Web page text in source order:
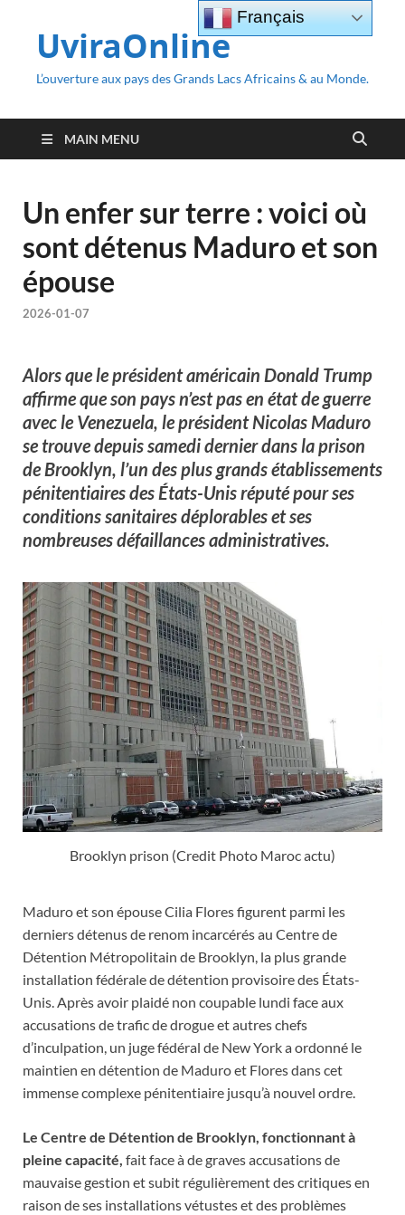
UviraOnline
L’ouverture aux pays des Grands Lacs Africains & au Monde.
MAIN MENU
Un enfer sur terre : voici où
sont détenus Maduro et son
épouse
2026-01-07
Alors que le président américain Donald Trump
affirme que son pays n’est pas en état de guerre
avec le Venezuela, le président Nicolas Maduro
se trouve depuis samedi dernier dans la prison
de Brooklyn, l’un des plus grands établissements
pénitentiaires des États-Unis réputé pour ses
conditions sanitaires déplorables et ses
nombreuses défaillances administratives.
Brooklyn prison (Credit Photo Maroc actu)
Maduro et son épouse Cilia Flores figurent parmi les
derniers détenus de renom incarcérés au Centre de
Détention Métropolitain de Brooklyn, la plus grande
installation fédérale de détention provisoire des États-
Unis. Après avoir plaidé non coupable lundi face aux
accusations de trafic de drogue et autres chefs
d’inculpation, un juge fédéral de New York a ordonné le
maintien en détention de Maduro et Flores dans cet
immense complexe pénitentiaire jusqu’à nouvel ordre.
Le Centre de Détention de Brooklyn, fonctionnant à
pleine capacité, fait face à de graves accusations de
mauvaise gestion et subit régulièrement des critiques en
raison de ses installations vétustes et des problèmes
Français